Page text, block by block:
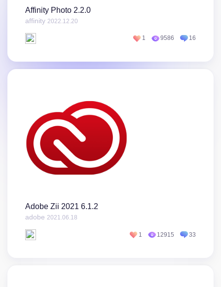
Affinity Photo 2.2.0
affinity 2022.12.20
1 9586 16
Adobe Zii 2021 6.1.2
adobe 2021.06.18
1 12915 33